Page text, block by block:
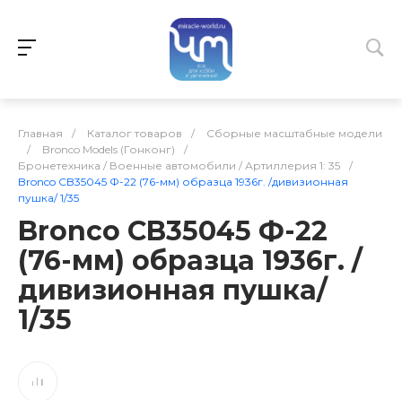
Главная / Каталог товаров /
Сборные масштабные модели
/
Bronco Models (Гонконг)
/
Бронетехника / Военные автомобили / Артиллерия 1: 35
/
Bronco CB35045 Ф-22 (76-мм) образца 1936г. /дивизионная
пушка/ 1/35
Bronco CB35045 Ф-22
(76-мм) образца 1936г. /
дивизионная пушка/
1/35